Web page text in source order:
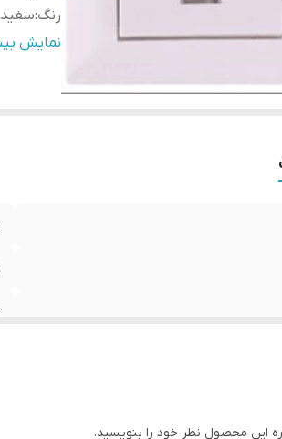
رنگ:سفید
250ولت
: نمایش
این محصول نظر خود را بنویسید.